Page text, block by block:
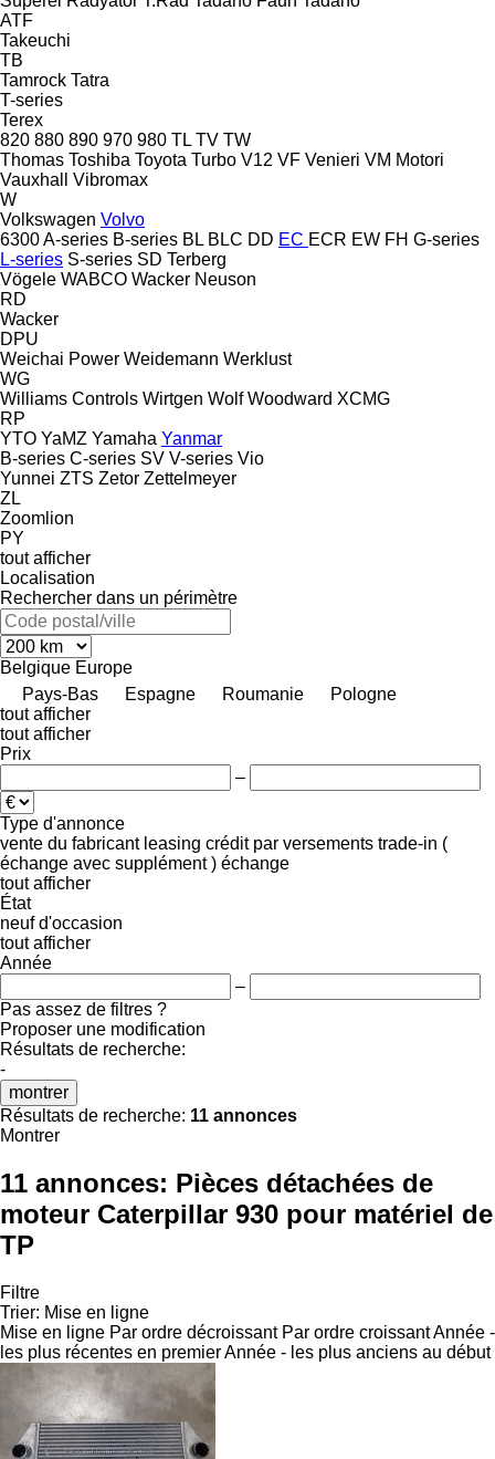
ATF
Takeuchi
TB
Tamrock Tatra
T-series
Terex
820 880 890 970 980 TL TV TW
Thomas Toshiba Toyota Turbo V12 VF Venieri VM Motori
Vauxhall
Vibromax
W
Volkswagen Volvo
6300A-series B-series BL BLC DD EC ECR EW FH G-series
L-series S-series SD Terberg
Vögele WABCO Wacker Neuson
RD
Wacker
DPU
Weichai Power Weidemann Werklust
WG
Williams Controls Wirtgen Wolf Woodward XCMG
RP
YTO YaMZ Yamaha Yanmar
B-series C-series SV V-series Vio
Yunnei ZTS Zetor Zettelmeyer
ZL
Zoomlion
PY
tout afficher
Localisation
Rechercher dans un périmètre
Belgique Europe
Pays-Bas
Espagne Roumanie
Pologne
tout afficher
tout afficher
Prix
–
Type d'annonce
vente du fabricant leasing crédit par versements trade-in (
échange avec supplément ) échange
tout afficher
État
neuf d'occasion
tout afficher
Année
–
Pas assez de filtres ?
Proposer une modification
Résultats de recherche:
-
montrer
Résultats de recherche: 11 annonces
Montrer
11 annonces: Pièces détachées de
moteur Caterpillar 930 pour matériel de
TP
Filtre
Trier: Mise en ligne
Mise en ligne Par ordre décroissant Par ordre croissantAnnée -
les plus récentes en premierAnnée - les plus anciens au début